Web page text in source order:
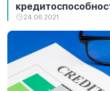
24.06.2021